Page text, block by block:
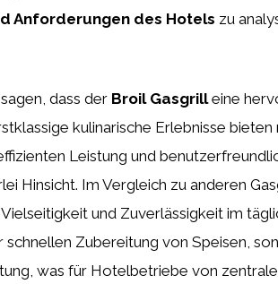
Anforderungen des Hotels zu
dass der Broil Gasgrilleine
kulinarische Erlebnisse
Leistung und
Hinsicht. Im Vergleich zu anderen
und Zuverlässigkeit im
Zubereitung von Speisen,
was für Hotelbetriebe von